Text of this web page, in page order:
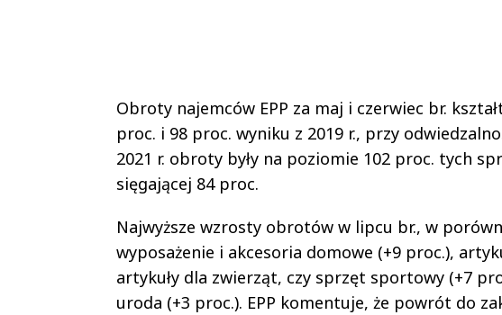
Obroty najemców EPP za maj i czerwiec br.
proc. i 98 proc. wyniku z 2019 r., przy
2021 r. obroty były na poziomie 102 proc. tych
sięgającej 84 proc.
Najwyższe wzrosty obrotów w lipcu br., w
wyposażenie i akcesoria domowe (+9 proc.),
artykuły dla zwierząt, czy sprzęt sportowy (+7
uroda (+3 proc.). EPP komentuje, że powrót do